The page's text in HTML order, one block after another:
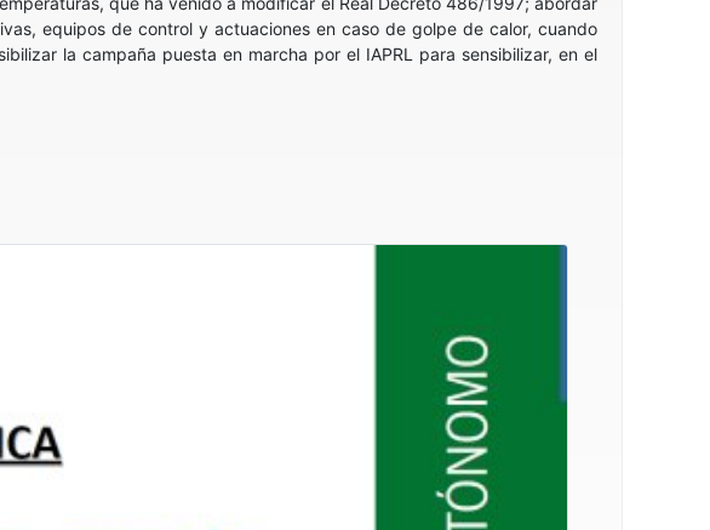
equipos de control y actuaciones en caso de golpe de calor, cuando
la campaña puesta en marcha por el IAPRL para sensibilizar, en el